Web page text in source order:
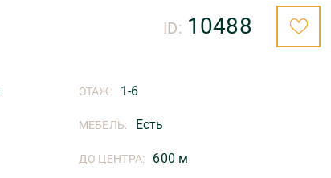
ID: 10488
ЭТАЖ: 1-6
МЕБЕЛЬ: Есть
ДО ЦЕНТРА: 600 м